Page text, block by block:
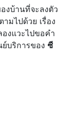
งบ้านที่จะลงตัว
มไปด้วย เรื่อง
งแวะไปขอคำ
บริการของ ซี